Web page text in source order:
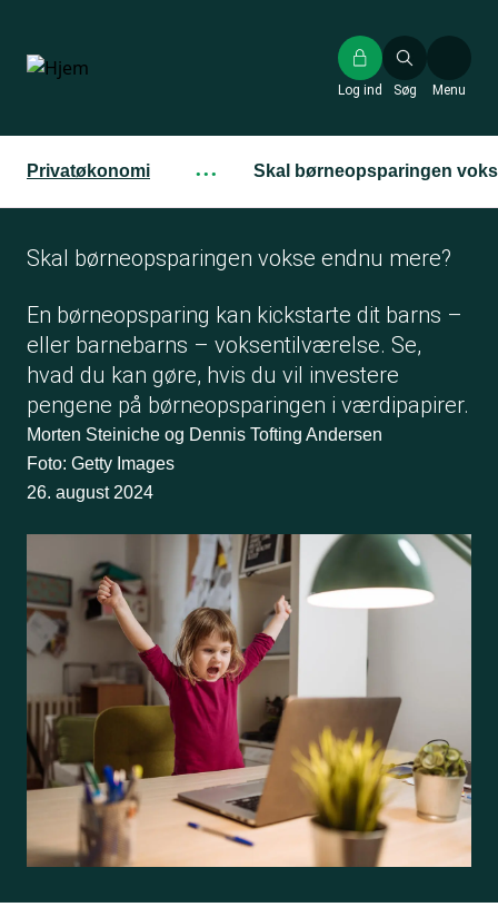
hovedindhold
Søg
Log ind Menu
Privatøkonomi ··· Skal børneopsparingen
Skal børneopsparingen vokse endnu mere?
En børneopsparing kan kickstarte dit barns –
eller barnebarns – voksentilværelse. Se,
hvad du kan gøre, hvis du vil investere
pengene på børneopsparingen i værdipapirer.
Morten Steiniche og Dennis Tofting Andersen
Foto: Getty Images
26. august 2024